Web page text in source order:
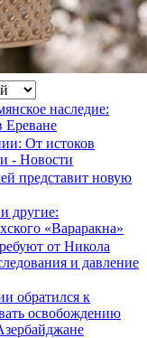
наследие:
Ереване
От истоков
- Новости
представит новую
другие:
«Вараракна»
от Никола
и давление
обратился к
освобождению